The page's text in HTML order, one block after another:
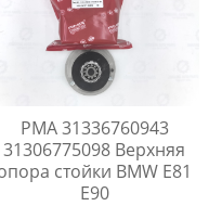
PMA 31336760943
31306775098 Верхняя
стойки BMW E81
E90